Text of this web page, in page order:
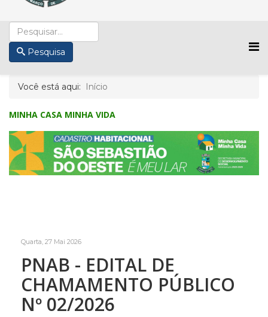
Pesquisa
Você está aqui: Início
MINHA CASA MINHA VIDA
Quarta, 27 Mai 2026
PNAB - EDITAL DE
CHAMAMENTO PÚBLICO
Nº 02/2026